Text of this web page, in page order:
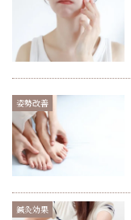
姿勢改善
鍼灸効果